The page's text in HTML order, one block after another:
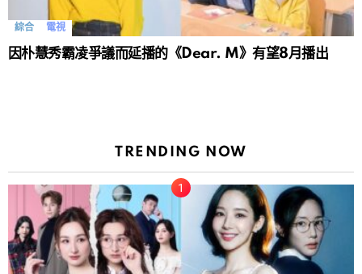
綜合 電視
因朴慧秀霸凌爭議而延播的《Dear. M》有望8月播出
TRENDING NOW